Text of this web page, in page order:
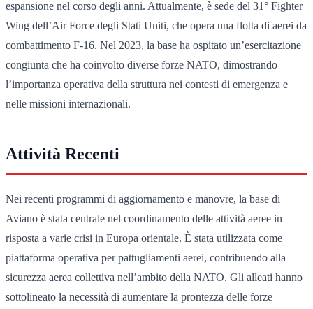
espansione nel corso degli anni. Attualmente, è sede del 31° Fighter
Wing dell’Air Force degli Stati Uniti, che opera una flotta di aerei da
combattimento F-16. Nel 2023, la base ha ospitato un’esercitazione
congiunta che ha coinvolto diverse forze NATO, dimostrando
l’importanza operativa della struttura nei contesti di emergenza e
nelle missioni internazionali.
Attività Recenti
Nei recenti programmi di aggiornamento e manovre, la base di
Aviano è stata centrale nel coordinamento delle attività aeree in
risposta a varie crisi in Europa orientale. È stata utilizzata come
piattaforma operativa per pattugliamenti aerei, contribuendo alla
sicurezza aerea collettiva nell’ambito della NATO. Gli alleati hanno
sottolineato la necessità di aumentare la prontezza delle forze